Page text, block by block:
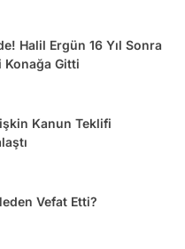
Halil Ergün 16 Yıl Sonra
Gitti
Kanun Teklifi
Vefat Etti?